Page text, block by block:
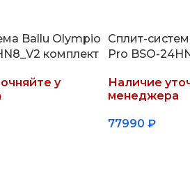
Ballu Olympio
комплект
у
Сплит-
Pro BSO-
Наличие
менеджера
77990 ₽